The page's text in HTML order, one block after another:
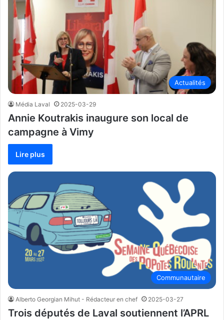
Actualités
Média Laval 2025-03-29
Annie Koutrakis inaugure son local de
campagne à Vimy
Lire plus
Communautaire
Alberto Georgian Mihut - Rédacteur en chef 2025-03-27
Trois députés de Laval soutiennent l’APRL